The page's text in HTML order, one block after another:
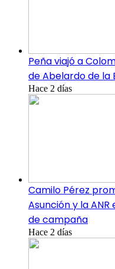
Peña viajó a
de Abelardo de la
Hace 2 días
Camilo Pérez
Asunción y la
de campaña
Hace 2 días